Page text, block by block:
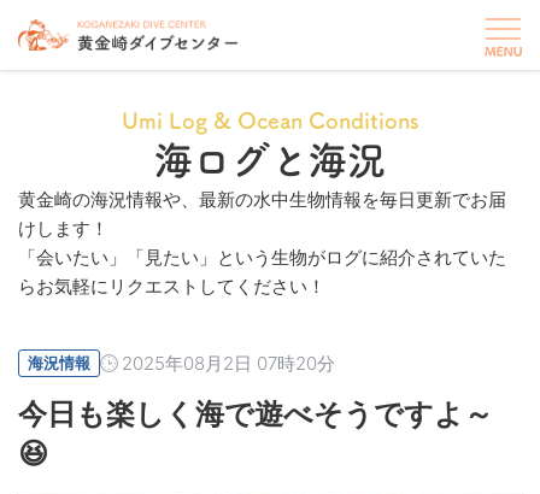
Umi Log & Ocean Conditions
海ログと海況
黄金崎の海況情報や、最新の水中生物情報を毎日更新でお届
けします！
「会いたい」「見たい」という生物がログに紹介されていた
らお気軽にリクエストしてください！
海況情報 2025年08月2日 07時20分
今日も楽しく海で遊べそうですよ～
😆